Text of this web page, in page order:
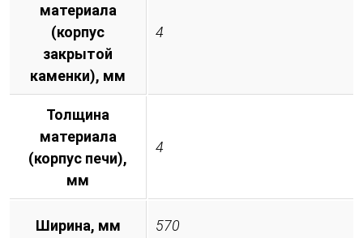
материала
(корпус
закрытой
каменки), мм
4
Толщина
материала
(корпус печи),
мм
4
Ширина, мм 570